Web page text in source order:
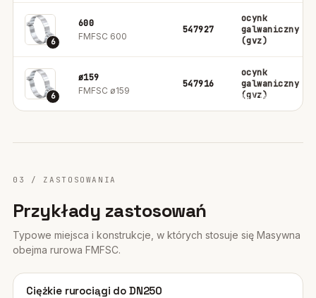
6
600
FMFSC 600
547927
ocynk
galwaniczny
(gvz)
6
ø159
FMFSC ø159
547916
ocynk
galwaniczny
(gvz)
03 / ZASTOSOWANIA
Przykłady zastosowań
Typowe miejsca i konstrukcje, w których stosuje się Masywna
obejma rurowa FMFSC.
01
Ciężkie rurociągi do DN250